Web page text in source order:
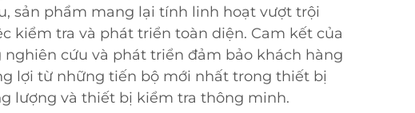
sản phẩm mang lại tính linh hoạt vượt trội
kiểm tra và phát triển toàn diện. Cam kết của
cứu và phát triển đảm bảo khách hàng
lợi từ những tiến bộ mới nhất trong thiết bị
lượng và thiết bị kiểm tra thông minh.